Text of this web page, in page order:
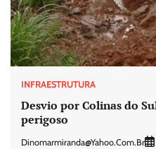
INFRAESTRUTURA
Desvio por Colinas do
perigoso
Dinomarmiranda@yahoo.com.br